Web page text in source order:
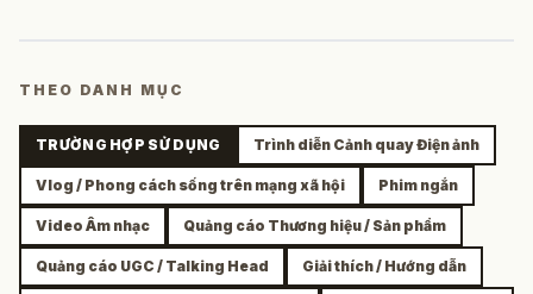
THEO DANH MỤC
TRƯỜNG HỢP SỬ DỤNG Trình diễn Cảnh quay Điện ảnh
Vlog / Phong cách sống trên mạng xã hội Phim ngắn
Video Âm nhạc Quảng cáo Thương hiệu / Sản phẩm
Quảng cáo UGC / Talking Head Giải thích / Hướng dẫn